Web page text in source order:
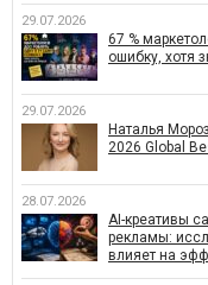
29.07.2026
67 %
ошибку, хотя
29.07.2026
Наталья
2026 Global
28.07.2026
AI-креативы
рекламы:
влияет на